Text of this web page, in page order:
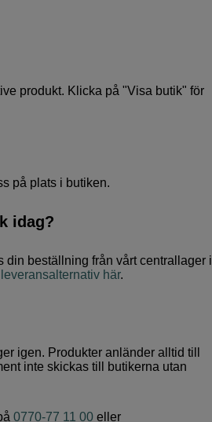
produkt. Klicka på "Visa butik" för
på plats i butiken.
idag?
beställning från vårt centrallager i
leveransalternativ här.
igen. Produkter anländer alltid till
inte skickas till butikerna utan
0770-77 11 00 eller